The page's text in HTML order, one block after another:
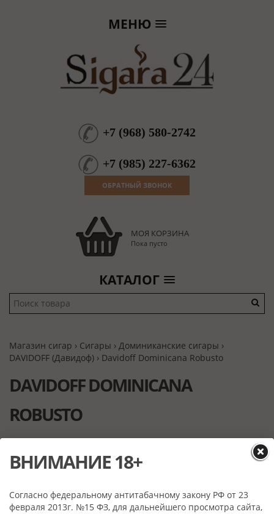
МЕНЮ
+7 (968) 580-2742
+7 (985) 227-6362
ОБРАТНЫЙ ЗВОНОК
МОЯ КОРЗИНА
Пока пусто
КАТАЛОГ
Магазин сигар › Сигары › Доминиканские сигары ›
DAVIDOFF (Давидоф) › Davidoff Dominicana Robusto
DAVIDOFF DOMINICANA
ROBUSTO
ВНИМАНИЕ 18+
Согласно федеральному антитабачному закону РФ от 23
февраля 2013г. №15 ФЗ, для дальнейшего просмотра сайта,